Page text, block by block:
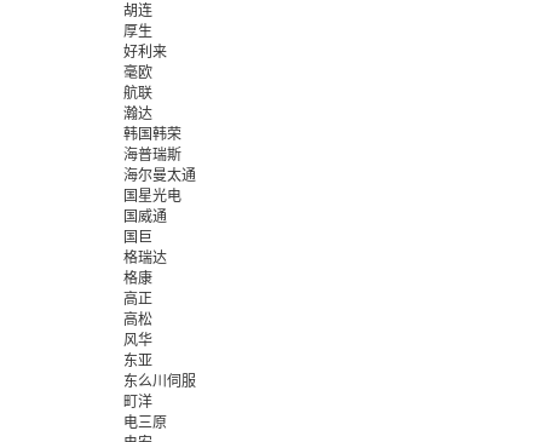
胡连
厚生
好利来
毫欧
航联
瀚达
韩国韩荣
海普瑞斯
海尔曼太通
国星光电
国威通
国巨
格瑞达
格康
高正
高松
风华
东亚
东么川伺服
町洋
电三原